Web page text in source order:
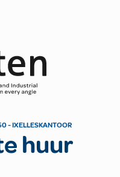
- IXELLESKANTOOR
huur